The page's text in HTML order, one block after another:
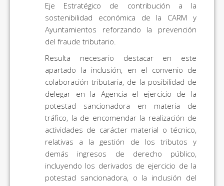
Eje Estratégico de contribución a la
sostenibilidad económica de la CARM y
Ayuntamientos reforzando la prevención
del fraude tributario.
Resulta necesario destacar en este
apartado la inclusión, en el convenio de
colaboración tributaria, de la posibilidad de
delegar en la Agencia el ejercicio de la
potestad sancionadora en materia de
tráfico, la de encomendar la realización de
actividades de carácter material o técnico,
relativas a la gestión de los tributos y
demás ingresos de derecho público,
incluyendo los derivados de ejercicio de la
potestad sancionadora, o la inclusión del